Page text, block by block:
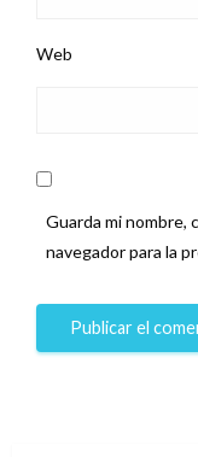
Web
Guarda mi
navegador para la